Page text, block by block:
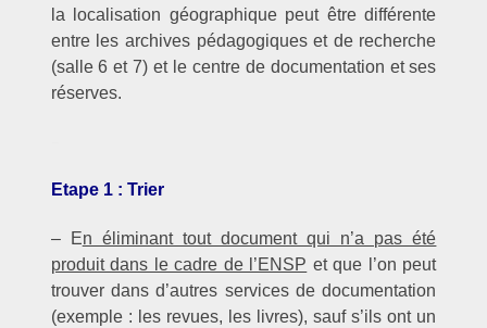
la localisation géographique peut être différente
entre les archives pédagogiques et de recherche
(salle 6 et 7) et le centre de documentation et ses
réserves.
Etape 1 : Trier
– En éliminant tout document qui n’a pas été
produit dans le cadre de l’ENSP et que l’on peut
trouver dans d’autres services de documentation
(exemple : les revues, les livres), sauf s’ils ont un